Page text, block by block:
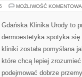
MOŻLIWOŚĆ
Gdańska Klinika Urody to
dermoestetyka spotyka
kliniki została pomyślana
które chcą lepiej
podejmować dobrze